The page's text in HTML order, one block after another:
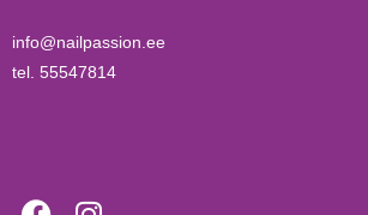
info@nailpassion.ee
tel. 55547814